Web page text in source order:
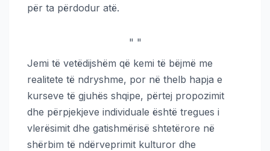
për ta përdodur atë.
" "
Jemi të vetëdijshëm që kemi të bëjmë me
realitete të ndryshme, por në thelb hapja e
kurseve të gjuhës shqipe, përtej propozimit
dhe përpjekjeve individuale është tregues i
vlerësimit dhe gatishmërisë shtetërore në
shërbim të ndërveprimit kulturor dhe